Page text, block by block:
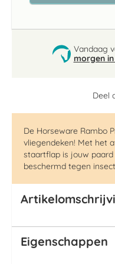
Deel
Vandaag
morgen in
De Horseware Rambo
vliegendeken! Met het
staartflap is jouw
beschermd tegen
Eigenschappen